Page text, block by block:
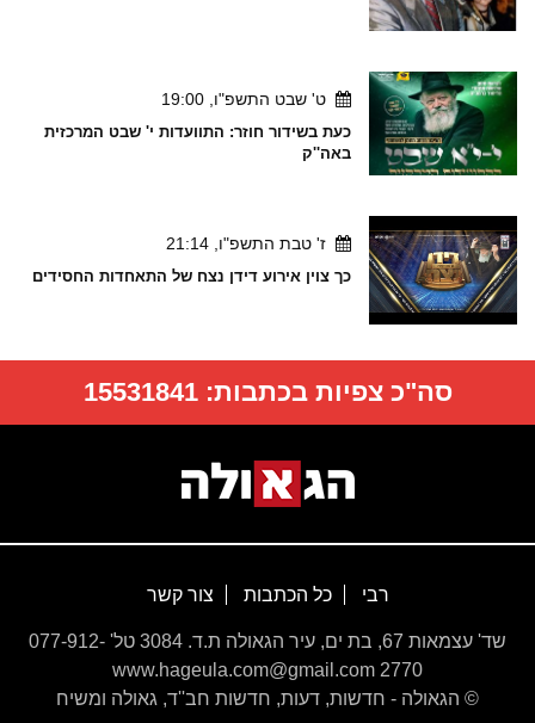
ט' שבט התשפ"ו, 19:00
כעת בשידור חוזר: התוועדות י' שבט המרכזית
באה''ק
ז' טבת התשפ"ו, 21:14
כך צוין אירוע דידן נצח של התאחדות החסידים
סה"כ צפיות בכתבות:15531841
רבי כל הכתבות צור קשר
שד' עצמאות 67, בת ים, עיר הגאולה ת.ד. 3084 טל' 077-912-
2770 www.hageula.com@gmail.com
© הגאולה - חדשות, דעות, חדשות חב''ד, גאולה ומשיח